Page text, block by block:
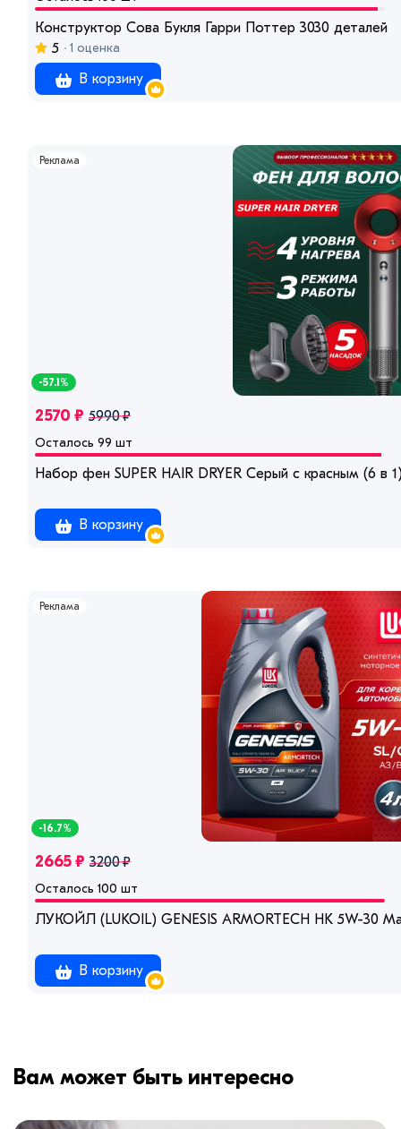
Конструктор Сова Букля Гарри Поттер 3030 деталей
5
1 оценка
В корзину
Реклама
-57.1%
2570 ₽ 5990 ₽
Осталось 99 шт
Набор фен SUPER HAIR DRYER Серый с красным (6 в
В корзину
Реклама
-16.7%
2665 ₽ 3200 ₽
Осталось 100 шт
ЛУКОЙЛ (LUKOIL) GENESIS ARMORTECH HK 5W-30
В корзину
Вам может быть интересно